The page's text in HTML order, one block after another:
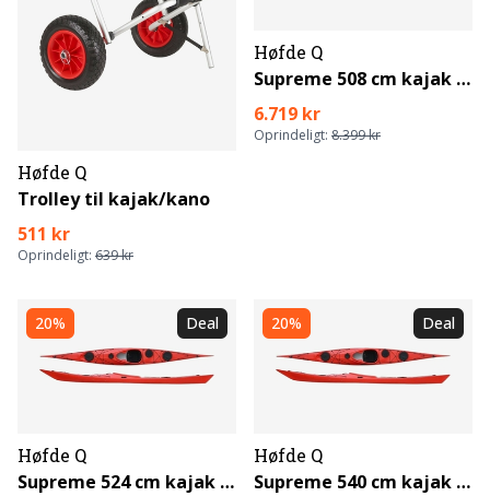
Høfde Q
Trolley til kajak/kano
511 kr
Oprindeligt: 639 kr
Høfde Q
Supreme 508 cm kajak m/finne
6.719 kr
Oprindeligt: 8.399 kr
20% Deal
Høfde Q
Supreme 524 cm kajak m/finne
20% Deal
Høfde Q
Supreme 540 cm kajak m/finne